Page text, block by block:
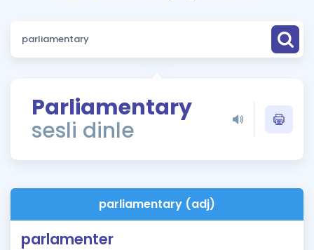
Puan Hesaplama
ÖSYM Sınav Takvimi
Kampanyalar
İngilizce Gramer
Parliamentary
sesli dinle
parliamentary (adj)
parlamenter